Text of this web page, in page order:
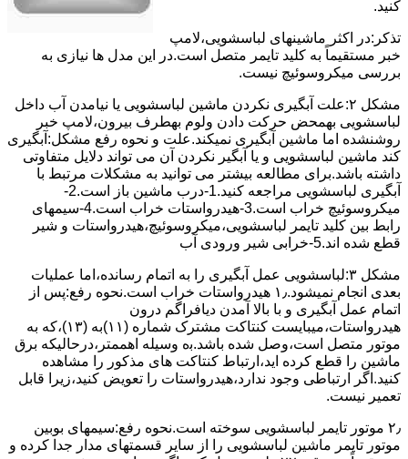
کنید.
ﺗﺬﮐﺮ:در اﮐﺜﺮ ماشینهای لباسشویی،ﻻﻣﭗ
ﺧﺒﺮ مستقیماً ﺑﻪ ﮐﻠﯿﺪ ﺗﺎﯾﻤﺮ ﻣﺘﺼﻞ اﺳﺖ.در اﯾﻦ مدل ها ﻧﯿﺎزی ﺑﻪ
بررسی ﻣﯿﮑﺮوﺳﻮﺋﯿﭻ نیست.
مشکل ۲:علت آبگیری نکردن ماشین لباسشویی یا نیامدن آب داخل
لباسشویی بهمحض ﺣﺮﮐﺖ دادن وﻟﻮم بهطرف ﺑﯿﺮون،ﻻﻣﭗ ﺧﺒﺮ
روشنشده اﻣﺎ ﻣﺎﺷﯿﻦ آﺑﮕﯿﺮی نمیکند.ﻋﻠﺖ و نحوه رﻓﻊ مشکل:آبگیری
کند ماشین لباسشویی و یا آبگیر نکردن آن می تواند دلایل متفاوتی
داشته باشد.برای مطالعه بیشتر می توانید به مشکلات مرتبط با
آبگیری لباسشویی مراجعه کنید.1-درب ﻣﺎﺷﯿﻦ ﺑﺎز اﺳﺖ.2-
ﻣﯿﮑﺮوﺳﻮﺋﯿﭻ ﺧﺮاب اﺳﺖ.3-ﻫﯿﺪرواﺳﺘﺎت ﺧﺮاب اﺳﺖ.4-سیمهای
راﺑﻂ ﺑﯿﻦ ﮐﻠﯿﺪ ﺗﺎﯾﻤﺮ لباسشویی،ﻣﯿﮑﺮوﺳﻮﺋﯿﭻ،ﻫﯿﺪرواﺳﺘﺎت و ﺷﯿﺮ
ﻗﻄﻊ ﺷﺪه اند.5-خرابی شیر ورودی آب
مشکل ۳:لباسشویی ﻋﻤﻞ آﺑﮕﯿﺮی را ﺑﻪ اﺗﻤﺎم رﺳﺎﻧﺪه،اﻣﺎ ﻋﻤﻠﯿﺎت
ﺑﻌﺪی اﻧﺠﺎم نمیشود.۱٫ ﻫﯿﺪرواﺳﺘﺎت ﺧﺮاب اﺳﺖ.نحوه رﻓﻊ:ﭘﺲ از
اﺗﻤﺎم عمل آﺑﮕﯿﺮی و ﺑﺎ ﺑﺎﻻ آﻣﺪن دﯾﺎﻓﺮاﮔﻢ درون
ﻫﯿﺪرواﺳﺘﺎت،میبایست ﮐﻨﺘﺎﮐﺖ ﻣﺸﺘﺮک شماره (۱۱)به (۱۳)،ﮐﻪ ﺑﻪ
ﻣﻮﺗﻮر ﻣﺘﺼﻞ اﺳﺖ،وﺻﻞ ﺷﺪه ﺑﺎﺷﺪ.ﺑه وسیله اهممتر،درحالیکه ﺑﺮق
ﻣﺎﺷﯿﻦ را ﻗﻄﻊ کرده اید،ارﺗﺒﺎط ﮐﻨﺘﺎﮐﺖ ﻫﺎی ﻣﺬﮐﻮر را ﻣﺸﺎﻫﺪه
کنید.اﮔﺮ ارﺗﺒﺎطی وجود ندارد،ﻫﯿﺪرواﺳﺘﺎت را ﺗﻌﻮﯾﺾ ﮐﻨﯿﺪ،زﯾﺮا قابل
ﺗﻌﻤﯿﺮ نیست.
۲٫ ﻣﻮﺗﻮر ﺗﺎﯾﻤﺮ لباسشویی ﺳﻮﺧﺘﻪ اﺳﺖ.نحوه رﻓﻊ:سیمهای ﺑﻮﺑﯿﻦ
ﻣﻮﺗﻮر ﺗﺎﯾﻤﺮ ماشین لباسشویی را از ﺳﺎﯾﺮ قسمتهای ﻣﺪار ﺟﺪا کرده و